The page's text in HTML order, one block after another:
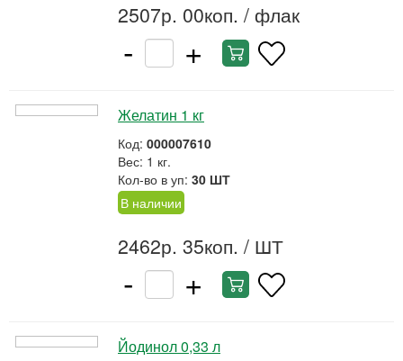
2507р. 00коп. / флак
- +
Желатин 1 кг
Код: 000007610
Вес: 1 кг.
Кол-во в уп: 30 ШТ
В наличии
2462р. 35коп. / ШТ
- +
Йодинол 0,33 л